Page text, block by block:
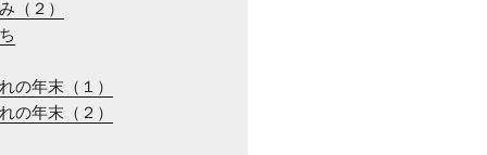
（２）
の年末（１）
の年末（２）